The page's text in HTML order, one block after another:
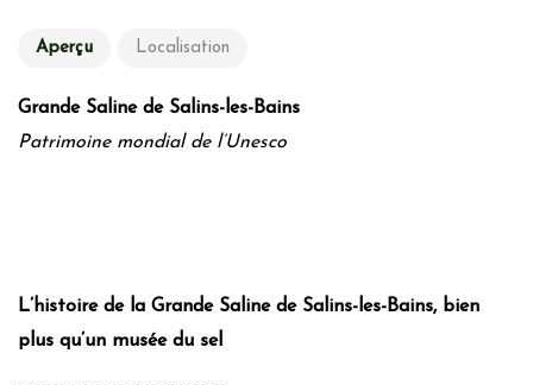
Aperçu Localisation
Grande Saline de Salins-les-Bains
Patrimoine mondial de l’Unesco
L’histoire de la Grande Saline de Salins-les-Bains, bien
plus qu’un musée du sel